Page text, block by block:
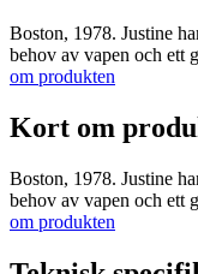
Boston, 1978. Justine
behov av vapen och ett
om produkten
Kort om
Boston, 1978. Justine
behov av vapen och ett
om produkten